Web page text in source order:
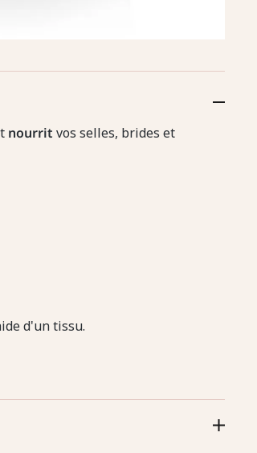
nourrit vos selles, brides et
d'un tissu.